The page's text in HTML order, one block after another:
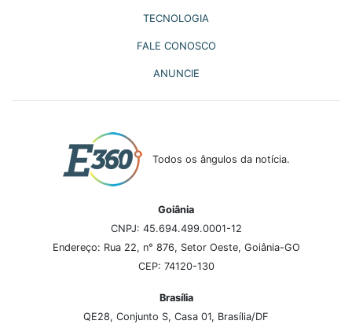
TECNOLOGIA
FALE CONOSCO
ANUNCIE
Todos os ângulos da notícia.
Goiânia
CNPJ: 45.694.499.0001-12
Endereço: Rua 22, n° 876, Setor Oeste, Goiânia-GO
CEP: 74120-130
Brasília
QE28, Conjunto S, Casa 01, Brasília/DF